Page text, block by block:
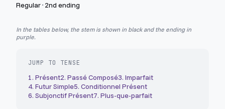
Regular· 2nd ending
In the tables below, the stem is shown in black and the ending in
purple.
JUMP TO TENSE
1. Présent2. Passé Composé3. Imparfait
4. Futur Simple5. Conditionnel Présent
6. Subjonctif Présent7. Plus-que-parfait